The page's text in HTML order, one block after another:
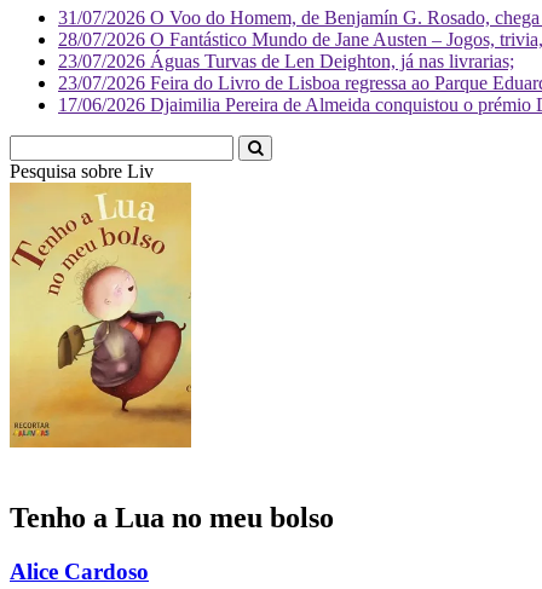
31/07/2026 O Voo do Homem, de Benjamín G. Rosado,
28/07/2026 O Fantástico Mundo de Jane Austen – Jogos,
23/07/2026 Águas Turvas de Len Deighton, já nas livrarias;
23/07/2026 Feira do Livro de Lisboa regressa ao Parque
17/06/2026 Djaimilia Pereira de Almeida conquistou o
Pesquisa sobre Literatura
Tenho a Lua no meu bolso
Alice Cardoso